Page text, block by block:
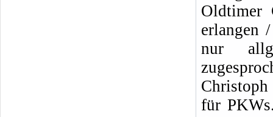
Oldtimer
erlangen
nur
für